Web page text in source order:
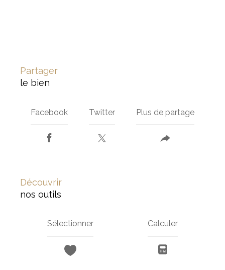
partager
le bien
Facebook Twitter Plus de partage
découvrir
nos outils
Sélectionner Calculer